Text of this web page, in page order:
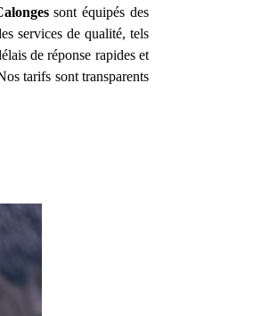
sont équipés des
services de qualité, tels
de réponse rapides et
tarifs sont transparents